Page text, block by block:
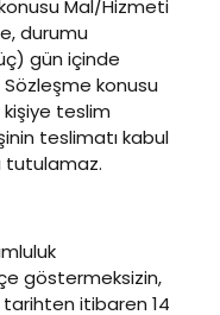
Mal/Hizmeti
durumu
gün içinde
Sözleşme konusu
kişiye teslim
teslimatı kabul
tutulamaz.
göstermeksizin,
tarihten itibaren 14